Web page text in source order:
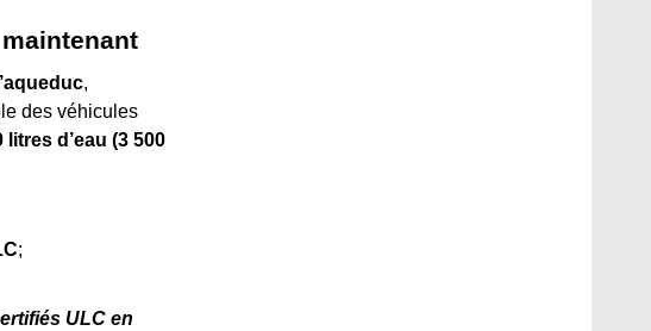
,
des véhicules
d’eau (3 500
;
ULC en